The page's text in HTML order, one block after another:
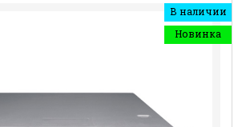
В наличии
Новинка